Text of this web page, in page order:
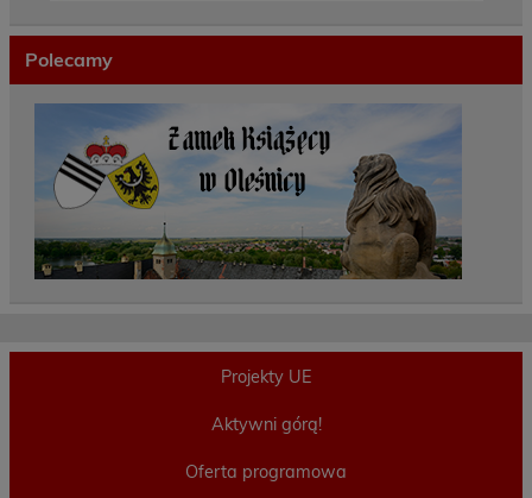
Polecamy
Projekty UE
Aktywni górą!
Oferta programowa